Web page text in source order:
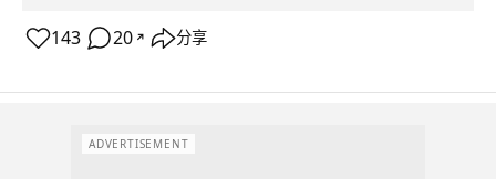
143 20 ↗ 分享
ADVERTISEMENT